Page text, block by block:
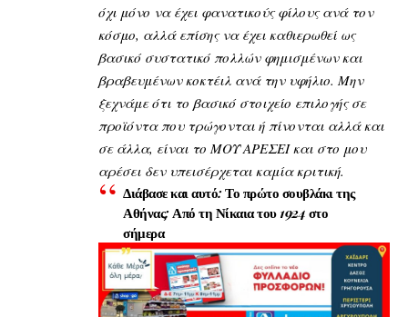
όχι μόνο να έχει φανατικούς φίλους ανά τον
κόσμο, αλλά επίσης να έχει καθιερωθεί ως
βασικό συστατικό πολλών φημισμένων και
βραβευμένων κοκτέιλ ανά την υφήλιο. Μην
ξεχνάμε ότι το βασικό στοιχείο επιλογής σε
προϊόντα που τρώγονται ή πίνονται αλλά και
σε άλλα, είναι το ΜΟΥ ΑΡΕΣΕΙ και στο μου
αρέσει δεν υπεισέρχεται καμία κριτική.
Διάβασε και αυτό: Το πρώτο σουβλάκι της
Αθήνας: Από τη Νίκαια του 1924 στο
σήμερα